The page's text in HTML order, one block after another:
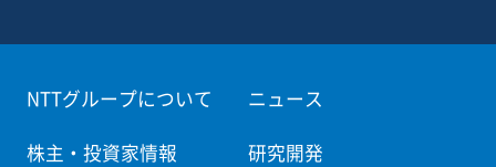
NTTグループについて ニュース
株主・投資家情報 研究開発